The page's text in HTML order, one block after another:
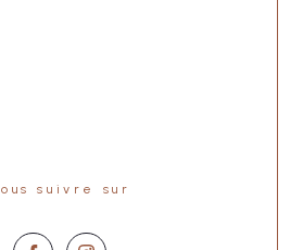
Nous suivre sur